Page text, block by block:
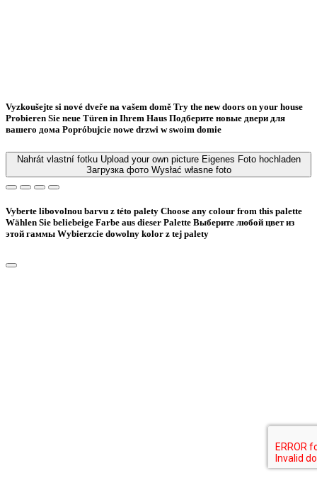
Vyzkoušejte si nové dveře na vašem domě Try the new doors on your house
Probieren Sie neue Türen in Ihrem Haus Подберите новые двери для
вашего дома Popróbujcie nowe drzwi w swoim domie
Nahrát vlastní fotku Upload your own picture Eigenes Foto hochladen
Загрузка фото Wysłać własne foto
Vyberte libovolnou barvu z této palety Choose any colour from this palette
Wählen Sie beliebeige Farbe aus dieser Palette Bыберите любой цвет из
этой гаммы Wybierzcie dowolny kolor z tej palety